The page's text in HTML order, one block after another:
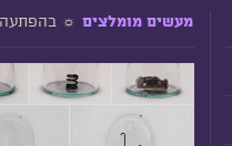
מעשים מומלצים ☼ בהפתעה